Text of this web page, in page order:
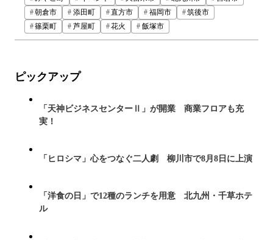
朝倉市
添田町 直方市 福岡市
筑後市
篠栗町
芦屋町 花火 飯塚市
ピックアップ
「天神ビジネスセンターⅡ」が開業 商業フロアも充
実！
「ヒロシマ」心をつなぐ二人劇 柳川市で8月8日に上演
「洋食の日」で12種のランチを用意 北九州・千草ホテ
ル